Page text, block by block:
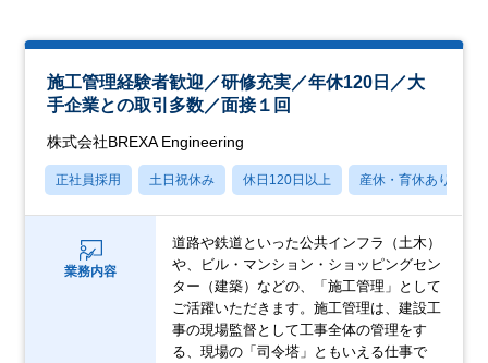
施工管理経験者歓迎／研修充実／年休120日／大
手企業との取引多数／面接１回
株式会社BREXA Engineering
正社員採用 土日祝休み 休日120日以上 産休・育休あり
業務内容
道路や鉄道といった公共インフラ（土木）
や、ビル・マンション・ショッピングセン
ター（建築）などの、「施工管理」として
ご活躍いただきます。施工管理は、建設工
事の現場監督として工事全体の管理をす
る、現場の「司令塔」ともいえる仕事で